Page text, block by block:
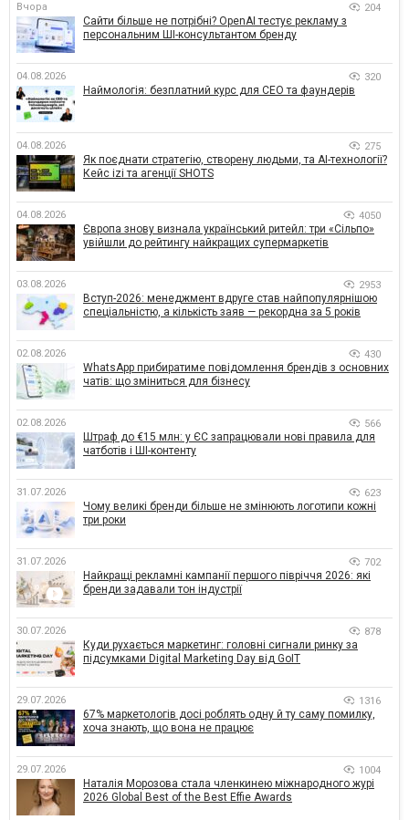
Вчора 204
Сайти більше не потрібні? OpenAI тестує рекламу з
персональним ШІ-консультантом бренду
04.08.2026 320
Наймологія: безплатний курс для CEO та фаундерів
04.08.2026 275
Як поєднати стратегію, створену людьми, та AI-технології?
Кейс izi та агенції SHOTS
04.08.2026 4050
Європа знову визнала український ритейл: три «Сільпо»
увійшли до рейтингу найкращих супермаркетів
03.08.2026 2953
Вступ-2026: менеджмент вдруге став найпопулярнішою
спеціальністю, а кількість заяв — рекордна за 5 років
02.08.2026 430
WhatsApp прибиратиме повідомлення брендів з основних
чатів: що зміниться для бізнесу
02.08.2026 566
Штраф до €15 млн: у ЄС запрацювали нові правила для
чатботів і ШІ-контенту
31.07.2026 623
Чому великі бренди більше не змінюють логотипи кожні
три роки
31.07.2026 702
Найкращі рекламні кампанії першого півріччя 2026: які
бренди задавали тон індустрії
30.07.2026 878
Куди рухається маркетинг: головні сигнали ринку за
підсумками Digital Marketing Day від GoIT
29.07.2026 1316
67% маркетологів досі роблять одну й ту саму помилку,
хоча знають, що вона не працює
29.07.2026 1004
Наталія Морозова стала членкинею міжнародного журі
2026 Global Best of the Best Effie Awards